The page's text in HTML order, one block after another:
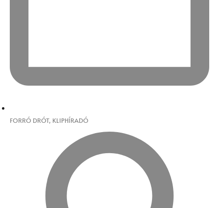
FORRÓ DRÓT, KLIPHÍRADÓ